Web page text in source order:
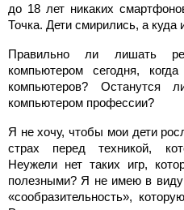
до 18 лет никаких
Точка. Дети смирились, а куда
Правильно ли лишать
компьютером сегодня,
компьютеров? Останутся
компьютером профессии?
Я не хочу, чтобы мои дети
страх перед техникой,
Неужели нет таких игр,
полезными? Я не имею в
«сообразительность»,